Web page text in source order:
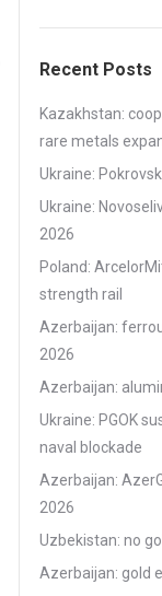
Recent Posts
Kazakhstan:
rare metals
Ukraine:
Ukraine:
2026
Poland:
strength rail
Azerbaijan:
2026
Azerbaijan:
Ukraine: PGOK
naval blockade
Azerbaijan:
2026
Uzbekistan: no
Azerbaijan: gold